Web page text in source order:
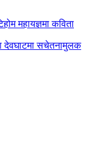
महायज्ञमा कविता
देवघाटमा सचेतनामुलक